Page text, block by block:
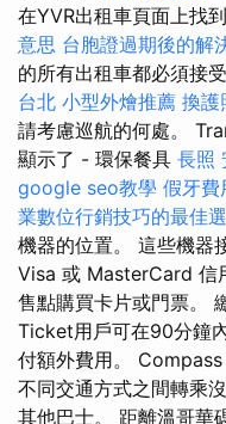
在YVR出租車頁面上找到
意思 台胞證過期後的解
的所有出租車都必須接
台北 小型外燴推薦 換護
請考慮巡航的何處。
顯示了 - 環保餐具 長照
google seo教學 假牙費
業數位行銷技巧的最佳
機器的位置。 這些機器
Visa 或 MasterCard 信
售點購買卡片或門票。
Ticket用戶可在90分鐘
付額外費用。
不同交通方式之間轉乘
其他巴士。 距離溫哥華